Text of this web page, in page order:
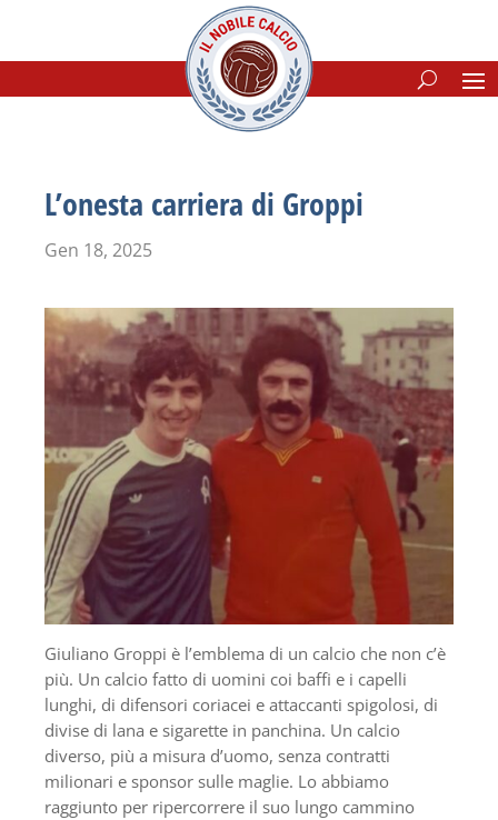
L’onesta carriera di Groppi
Gen 18, 2025
Giuliano Groppi è l’emblema di un calcio che non c’è
più. Un calcio fatto di uomini coi baffi e i capelli
lunghi, di difensori coriacei e attaccanti spigolosi, di
divise di lana e sigarette in panchina. Un calcio
diverso, più a misura d’uomo, senza contratti
milionari e sponsor sulle maglie. Lo abbiamo
raggiunto per ripercorrere il suo lungo cammino